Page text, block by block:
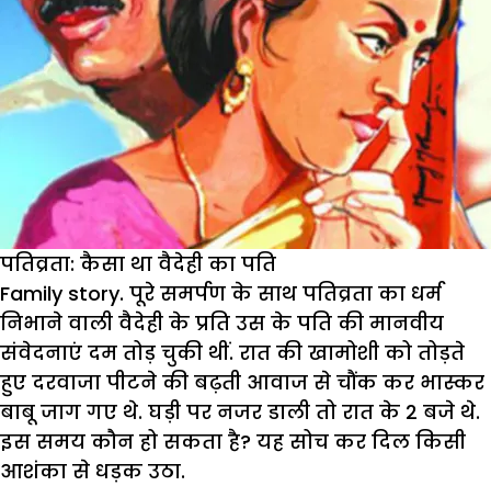
पतिव्रता: कैसा था वैदेही का पति
Family story. पूरे समर्पण के साथ पतिव्रता का धर्म
निभाने वाली वैदेही के प्रति उस के पति की मानवीय
संवेदनाएं दम तोड़ चुकी थीं. रात की खामोशी को तोड़ते
हुए दरवाजा पीटने की बढ़ती आवाज से चौंक कर भास्कर
बाबू जाग गए थे. घड़ी पर नजर डाली तो रात के 2 बजे थे.
इस समय कौन हो सकता है? यह सोच कर दिल किसी
आशंका से धड़क उठा.